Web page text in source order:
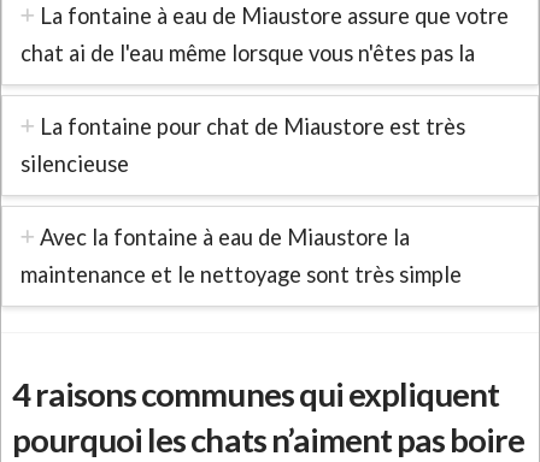
La fontaine à eau de Miaustore assure que votre
chat ai de l'eau même lorsque vous n'êtes pas la
La fontaine pour chat de Miaustore est très
silencieuse
Avec la fontaine à eau de Miaustore la
maintenance et le nettoyage sont très simple
4 raisons communes qui expliquent
pourquoi les chats n’aiment pas boire